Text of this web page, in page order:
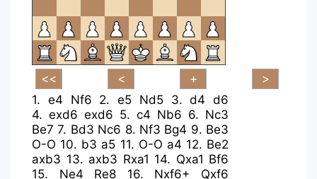
1. e4 Nf6 2. e5 Nd5 3.d4 d6
4. exd6 exd6 5. c4 Nb6 6. Nc3
Be7 7. Bd3 Nc6 8. Nf3 Bg4 9. Be3
O-O 10. b3 a5 11. O-O a4 12. Be2
axb3 13. axb3 Rxa1 14. Qxa1 Bf6
15. Ne4 Re8 16. Nxf6+
Qxf6